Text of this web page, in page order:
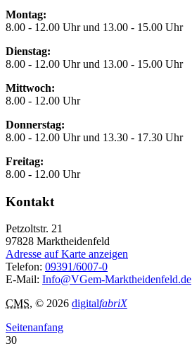
Montag:
8.00 - 12.00 Uhr und 13.00 - 15.00 Uhr
Dienstag:
8.00 - 12.00 Uhr und 13.00 - 15.00 Uhr
Mittwoch:
8.00 - 12.00 Uhr
Donnerstag:
8.00 - 12.00 Uhr und 13.30 - 17.30 Uhr
Freitag:
8.00 - 12.00 Uhr
Kontakt
Petzoltstr. 21
97828 Marktheidenfeld
Adresse auf Karte anzeigen
Telefon: 09391/6007-0
E-Mail: Info@VGem-Marktheidenfeld.de
CMS, © 2026 digitalfabriX
Seitenanfang
30